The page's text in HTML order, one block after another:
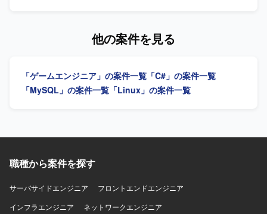
ドを中心とした設計・実装の技術リードを行っていただき
ます。 【求める人物像】 設計方針を自ら定めて周囲に共有
しながら、レビューや技術選定を通じて開発チームをリー
ラウド版プロダクトの技術的な方向性をリードしながら、
す。業務アプリケーション領域におけるクラウドサービス
の設計・推進経験を積むことができるポジションです。
【開発環境】 バックエンド：C#／.NET、フロントエンド：
TypeScript(React)、クラウド：Azure 等の環境で開発を行
っております。
他の案件を見る
「ゲームエンジニア」の案件一覧 「C#」の案件一覧
「MySQL」の案件一覧 「Linux」の案件一覧
職種から案件を探す
サーバサイドエンジニア
フロントエンドエンジニア
インフラエンジニア
ネットワークエンジニア